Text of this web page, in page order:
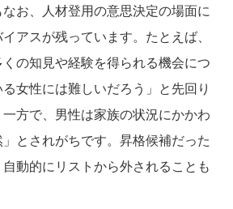
お、人材登用の意思決定の場面に
アスが残っています。たとえば、
の知見や経験を得られる機会につ
女性には難しいだろう」と先回り
方で、男性は家族の状況にかかわ
とされがちです。昇格候補だった
動的にリストから外されることも